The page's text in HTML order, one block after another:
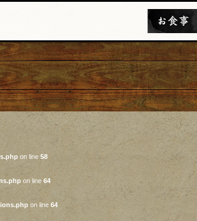
お食事
on line 58
on line 64
on line 64